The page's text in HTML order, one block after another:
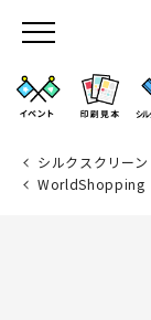
シルクスクリーン
WorldShopping